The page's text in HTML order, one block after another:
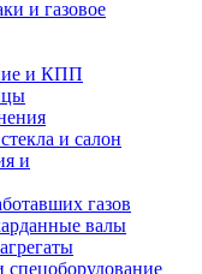
и газовое
и КПП
и салон
и
газов
валы
спецоборудование